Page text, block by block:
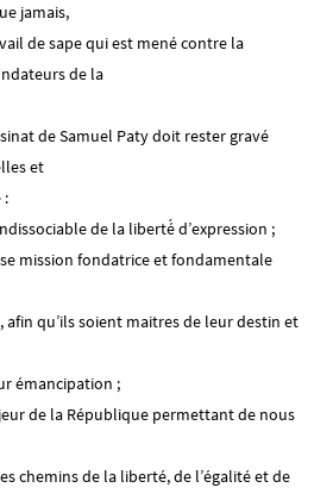
jamais,
de sape qui est mené contre la
de la
de Samuel Paty doit rester gravé
et
:
de la liberté́ d’expression ;
mission fondatrice et fondamentale
qu’ils soient maitres de leur destin et
émancipation ;
de la République permettant de nous
chemins de la liberté, de l’égalité et de